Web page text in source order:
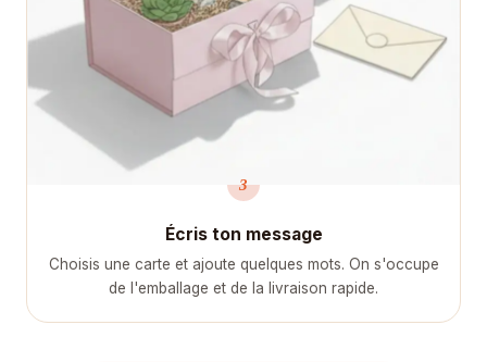
3
Écris ton message
Choisis une carte et ajoute quelques mots. On s'occupe
de l'emballage et de la livraison rapide.